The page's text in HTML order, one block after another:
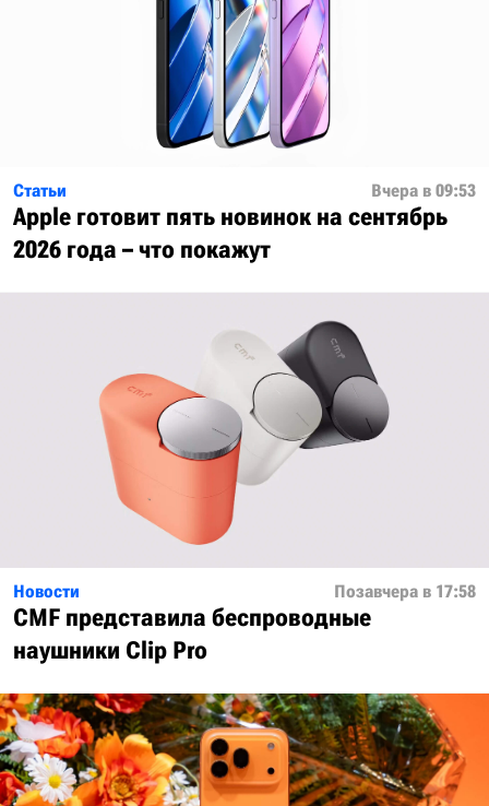
Статьи Вчера в 09:53
Apple готовит пять новинок на сентябрь
2026 года – что покажут
Новости Позавчера в 17:58
CMF представила беспроводные
наушники Clip Pro